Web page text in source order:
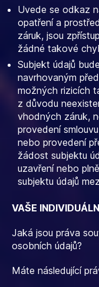
Uvede se odkaz
opatření a
záruk, jsou
žádné takové
Subjekt údajů
navrhovaným
možných rizicích
z důvodu
vhodných záruk,
provedení
nebo provedení
žádost subjektu
uzavření nebo
subjektu údajů
VAŠE
Jaká jsou práva
osobních údajů?
Máte následující